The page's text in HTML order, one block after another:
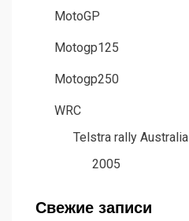
MotoGP
Motogp125
Motogp250
WRC
Telstra rally Australia
2005
Свежие записи